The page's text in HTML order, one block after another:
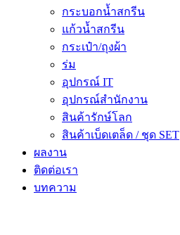
กระบอกน้ำสกรีน
แก้วน้ำสกรีน
กระเป๋า/ถุงผ้า
ร่ม
อุปกรณ์ IT
อุปกรณ์สำนักงาน
สินค้ารักษ์โลก
สินค้าเบ็ดเตล็ด / ชุด SET
ผลงาน
ติดต่อเรา
บทความ